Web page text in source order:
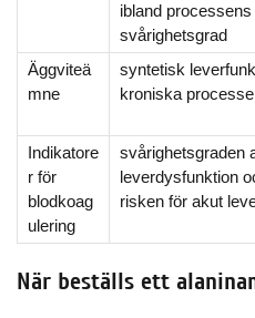
ibland processens
svårighetsgrad
Äggviteä
mne
syntetisk
kroniska
Indikatore
r för
blodkoag
ulering
svårighetsgraden
leverdysfunktion
risken för akut
När beställs ett